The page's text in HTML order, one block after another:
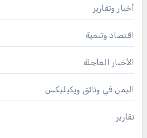
أخبار وتقارير
اقتصاد وتنمية
الأخبار العاجلة
اليمن في وثائق ويكيليكس
تقارير